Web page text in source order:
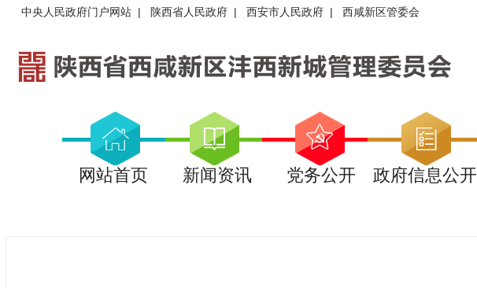
中央人民政府门户网站 | 陕西省人民政府 | 西安市人民政府 | 西咸新区管委会
网站首页 新闻资讯 党务公开 政府信息公开